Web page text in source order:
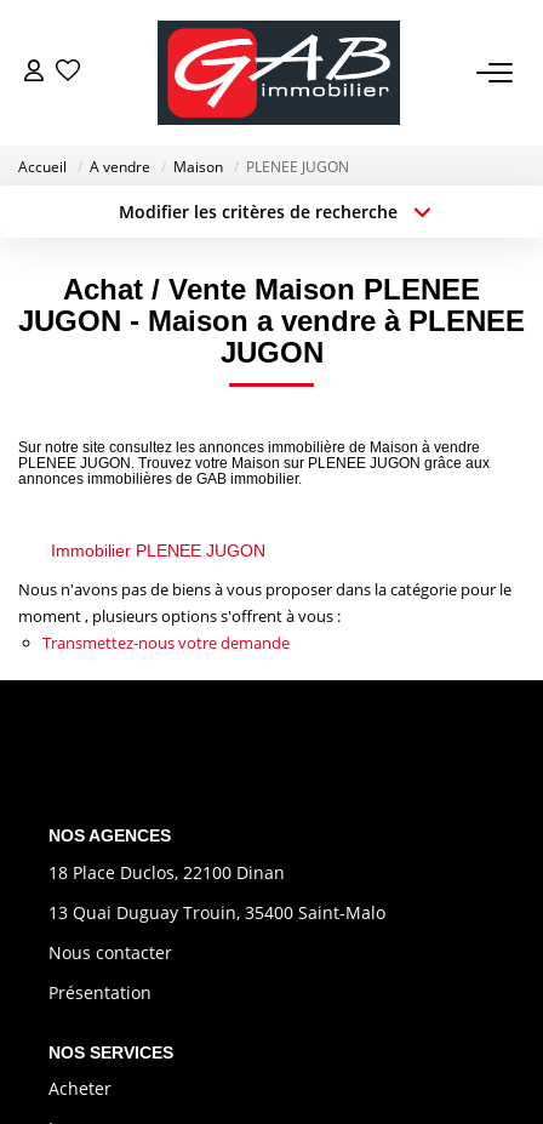
ACHETER
SYNDIC
NOS AGENCES
CONTACT
EXTRANET
Accueil A vendre Maison PLENEE JUGON
Modifier les critères de recherche
Type de bien
Budget max Plus de critères
Achat / Vente Maison PLENEE
JUGON - Maison a vendre à PLENEE
JUGON
Sur notre site consultez les annonces immobilière de Maison à vendre
PLENEE JUGON. Trouvez votre Maison sur PLENEE JUGON grâce aux
annonces immobilières de GAB immobilier.
Immobilier PLENEE JUGON
Nous n'avons pas de biens à vous proposer dans la catégorie pour le
moment , plusieurs options s'offrent à vous :
Transmettez-nous votre demande
NOS AGENCES
18 Place Duclos, 22100 Dinan
13 Quai Duguay Trouin, 35400 Saint-Malo
Nous contacter
Présentation
NOS SERVICES
Acheter